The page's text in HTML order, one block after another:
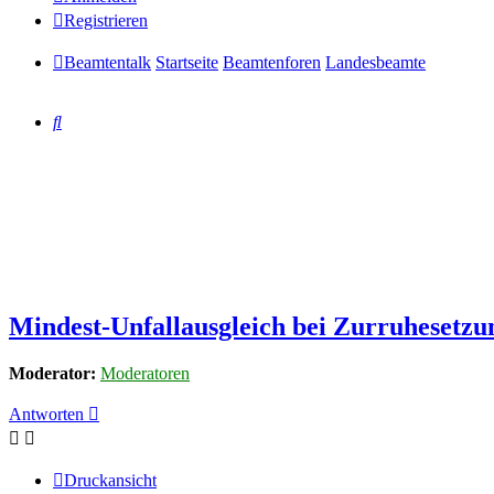
Registrieren
Beamtentalk Startseite Beamtenforen Landesbeamte
Suche
Mindest-Unfallausgleich bei
Moderator: Moderatoren
Antworten
Druckansicht